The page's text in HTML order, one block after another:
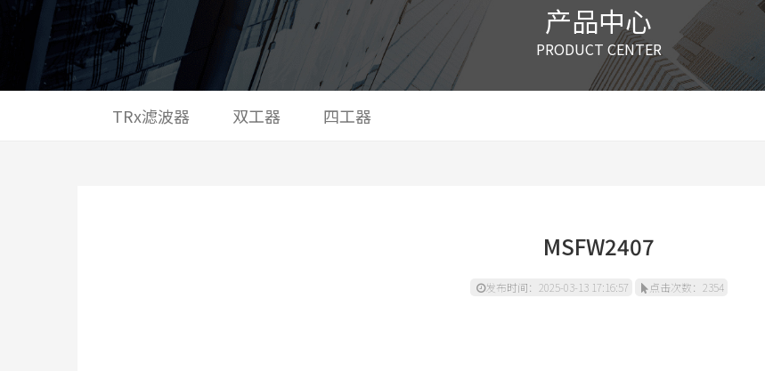
双工器
四工器
行业资讯
荣誉奖项
社会责任
环境与安全
校园招聘
诚信合规
产品中心
PRODUCT CENTER
TRx滤波器 双工器 四工器
MSFW2407
发布时间：2025-03-13 17:16:57 点击次数：2354